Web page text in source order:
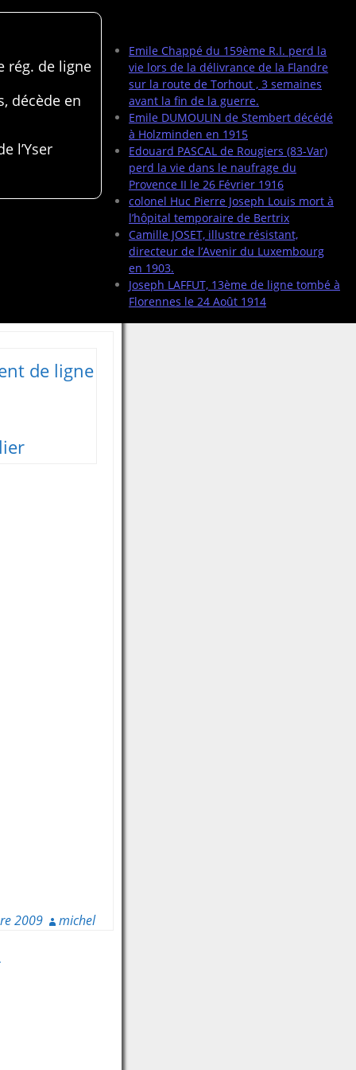
Emile Chappé du 159ème R.I. perd la
vie lors de la délivrance de la Flandre
sur la route de Torhout , 3 semaines
avant la fin de la guerre.
Emile DUMOULIN de Stembert décédé
à Holzminden en 1915
Edouard PASCAL de Rougiers (83-Var)
perd la vie dans le naufrage du
Provence II le 26 Février 1916
colonel Huc Pierre Joseph Louis mort à
l’hôpital temporaire de Bertrix
Camille JOSET, illustre résistant,
directeur de l’Avenir du Luxembourg
en 1903.
Joseph LAFFUT, 13ème de ligne tombé à
Florennes le 24 Août 1914
rég. de ligne
décède en
l’Yser
de ligne
2009 michel